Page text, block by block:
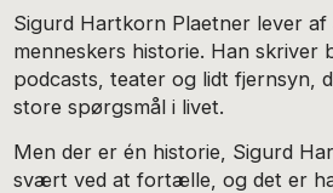
Sigurd Hartkorn Plaetner lever
menneskers historie. Han skriver
podcasts, teater og lidt fjernsyn,
store spørgsmål i livet.
Men der er én historie, Sigurd
svært ved at fortælle, og det er